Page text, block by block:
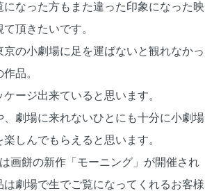
になった方もまた違った印象になった映
頂きたいです。
京の小劇場に足を運ばないと観れなかっ
品。
ージ出来ていると思います。
、劇場に来れないひとにも十分に小劇場
しんでもらえると思います。
画餅の新作「モーニング」が開催され
は劇場で生でご覧になってくれるお客様